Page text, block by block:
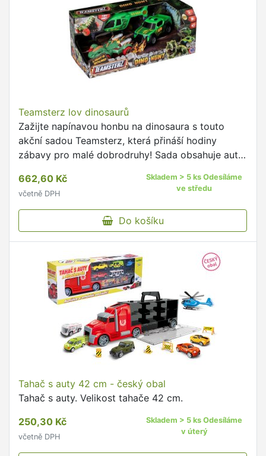
Teamsterz lov dinosaurů
Zažijte napínavou honbu na dinosaura s touto
akční sadou Teamsterz, která přináší hodiny
zábavy pro malé dobrodruhy! Sada obsahuje auto
zvuky motoru a blikajícími světly, které přidávají
na autentičnosti a vzrušení při hraní.
662,60 Kč
včetně DPH
Skladem > 5 ks Odesíláme
ve středu
Do košíku
Tahač s auty 42 cm - český obal
Tahač s auty. Velikost tahače 42 cm.
250,30 Kč
včetně DPH
Skladem > 5 ks Odesíláme
v úterý